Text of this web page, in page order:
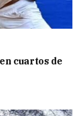
cuartos de